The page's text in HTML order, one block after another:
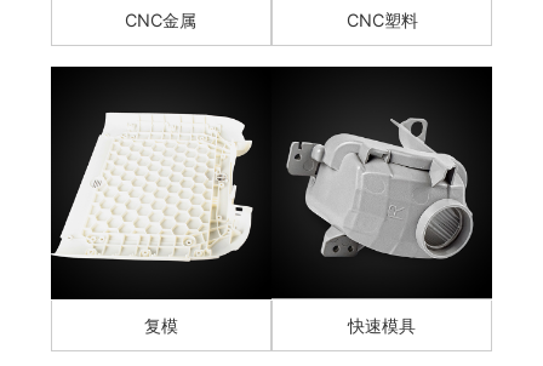
CNC金属 CNC塑料
复模 快速模具